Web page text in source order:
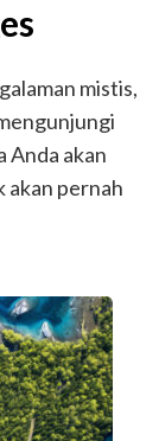
mistis,
Anda akan
akan pernah